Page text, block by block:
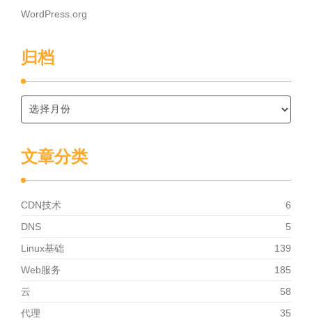
WordPress.org
归档
文章分类
CDN技术
6
DNS
5
Linux基础
139
Web服务
185
云
58
代理
35